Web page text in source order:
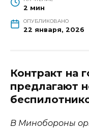
2 мин
ОПУБЛИКОВАНО
22 января, 2026
Контракт на
предлагают
В Минобороны